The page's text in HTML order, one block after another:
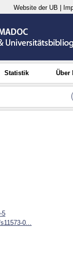
Website der UB
Statistik Über
5
0...